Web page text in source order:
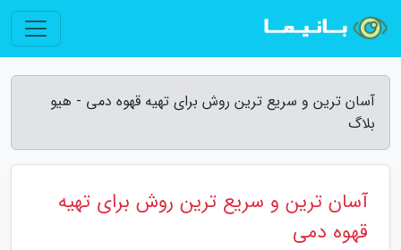
آسان ترین و سریع ترین روش برای تهیه قهوه دمی - هیو
بلاگ
آسان ترین و سریع ترین روش برای تهیه
قهوه دمی